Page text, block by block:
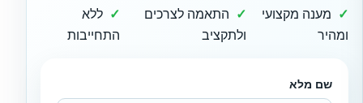
מענה מקצועי
ומהיר
התאמה לצרכים
ולתקציב
ללא
התחייבות
שם מלא